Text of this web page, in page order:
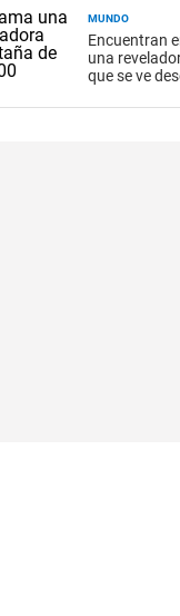
MUNDO
Encuentran
una
que se ve